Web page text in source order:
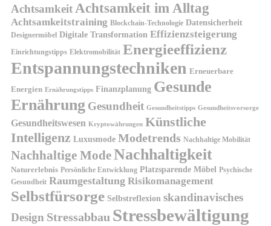
AchtsamkeitAchtsamkeit im Alltag
Achtsamkeitstraining Blockchain-Technologie Datensicherheit
Designermöbel Digitale Transformation Effizienzsteigerung
Einrichtungstipps Elektromobilität Energieeffizienz
Entspannungstechniken Erneuerbare
Energien Ernährungstipps Finanzplanung Gesunde
Ernährung Gesundheit Gesundheitstipps Gesundheitsvorsorge
Gesundheitswesen Kryptowährungen Künstliche
Intelligenz Luxusmode Modetrends Nachhaltige Mobilität
Nachhaltige ModeNachhaltigkeit
Naturerlebnis Persönliche Entwicklung Platzsparende Möbel Psychische
Gesundheit Raumgestaltung Risikomanagement
Selbstfürsorge Selbstreflexion skandinavisches
Design Stressabbau Stressbewältigung